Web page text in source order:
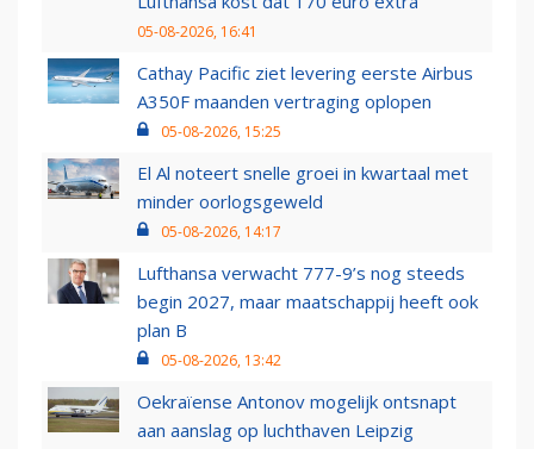
05-08-2026, 16:41
Cathay Pacific ziet levering eerste Airbus
A350F maanden vertraging oplopen
05-08-2026, 15:25
El Al noteert snelle groei in kwartaal met
minder oorlogsgeweld
05-08-2026, 14:17
Lufthansa verwacht 777-9’s nog steeds
begin 2027, maar maatschappij heeft ook
plan B
05-08-2026, 13:42
Oekraïense Antonov mogelijk ontsnapt
aan aanslag op luchthaven Leipzig